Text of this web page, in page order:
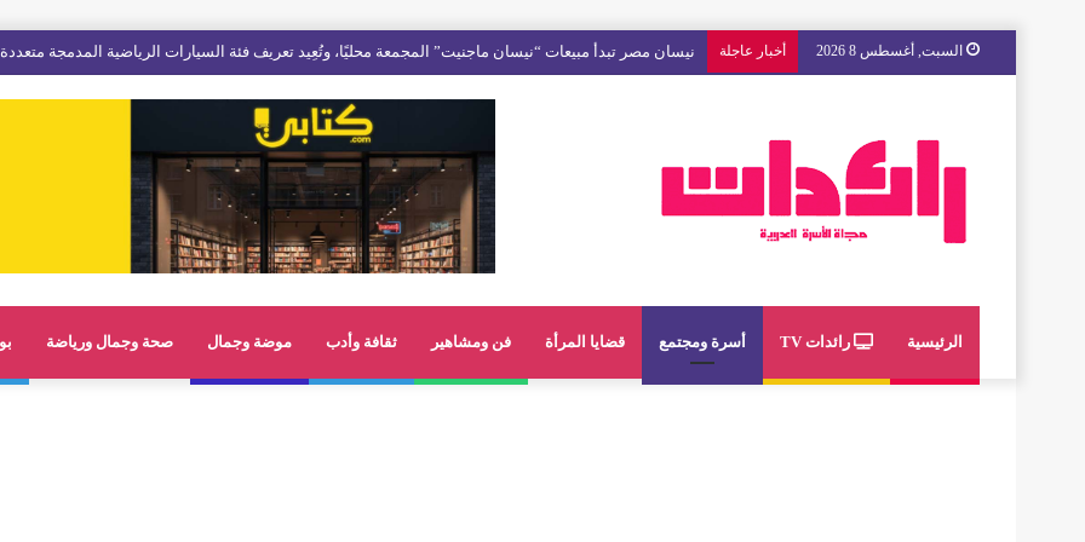
السبت, أغسطس 8 2026 أخبار عاجلة مع « The Next Ad » ، إنوي يُسند حملته الإعلانية المقبلة إلى الشباب المغربي
الرئيسية رائدات TV أسرة ومجتمع قضايا المرأة فن ومشاهير ثقافة وأدب موضة وجمال صحة وجمال ورياضة